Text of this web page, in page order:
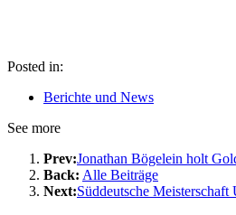
Posted in:
Berichte und News
See more
Prev:Jonathan Bögelein holt
Back: Alle Beiträge
Next:Süddeutsche Meisterschaft